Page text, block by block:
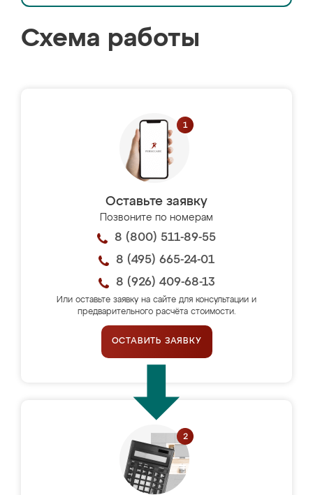
Схема работы
Оставьте заявку
Позвоните по номерам
8 (800) 511-89-55
8 (495) 665-24-01
8 (926) 409-68-13
Или оставьте заявку на сайте для консультации и
предварительного расчёта стоимости.
ОСТАВИТЬ ЗАЯВКУ